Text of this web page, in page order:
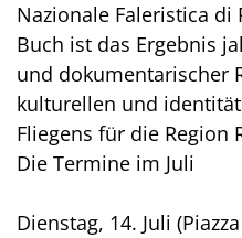
Nazionale Faleristica di
Buch ist das Ergebnis
und dokumentarischer
kulturellen und
Fliegens für die Region
Die Termine im Juli
Dienstag, 14. Juli